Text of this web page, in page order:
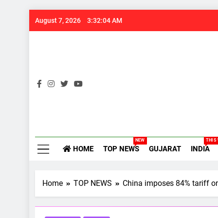
August 7, 2026 3:32:04 AM
HOME TOP NEWS
NEW
GUJARAT INDIA
THIS
Home TOP NEWS China imposes 84% tariff